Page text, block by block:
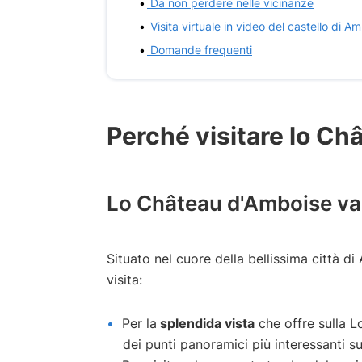
Visita virtuale in video del castello di
Domande frequenti
Perché visitare lo
Lo Château d'Amboise
Situato nel cuore della bellissima città di
visita:
Per la splendida vista che offre sulla
dei punti panoramici più interessanti